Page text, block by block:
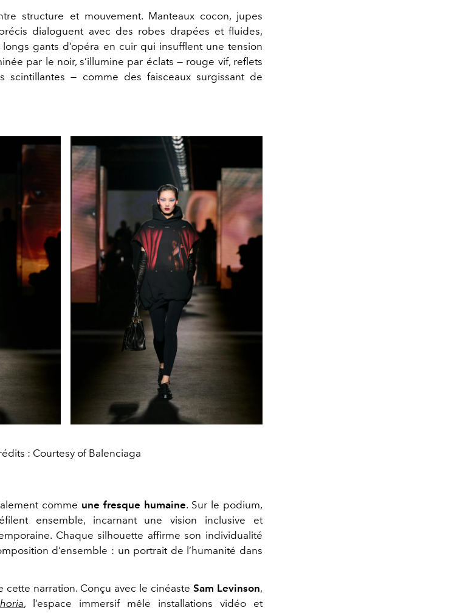
structure et mouvement. Manteaux cocon, jupes
dialoguent avec des robes drapées et fluides,
gants d’opéra en cuir qui insufflent une tension
par le noir, s’illumine par éclats — rouge vif, reflets
scintillantes — comme des faisceaux surgissant de
: Courtesy of Balenciaga
comme une fresque humaine. Sur le podium,
ensemble, incarnant une vision inclusive et
Chaque silhouette affirme son individualité
d’ensemble : un portrait de l’humanité dans
narration. Conçu avec le cinéaste Sam Levinson,
, l’espace immersif mêle installations vidéo et